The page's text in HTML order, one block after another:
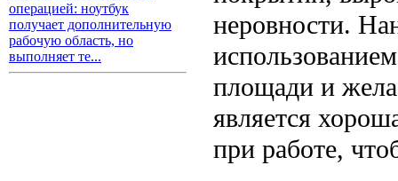
операцией: ноутбук
получает дополнительную
рабочую область, но
выполняет те...
неровности.
площади и
является
при работе,